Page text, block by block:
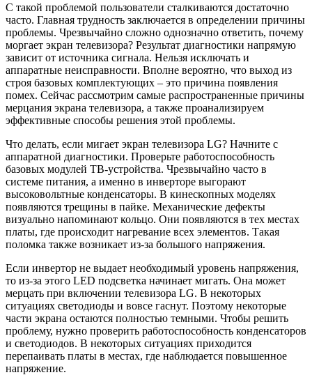
С такой проблемой пользователи сталкиваются достаточно
часто. Главная трудность заключается в определении причины
проблемы. Чрезвычайно сложно однозначно ответить, почему
моргает экран телевизора? Результат диагностики напрямую
зависит от источника сигнала. Нельзя исключать и
аппаратные неисправности. Вполне вероятно, что выход из
строя базовых комплектующих – это причина появления
помех. Сейчас рассмотрим самые распространенные причины
мерцания экрана телевизора, а также проанализируем
эффективные способы решения этой проблемы.
Что делать, если мигает экран телевизора LG? Начните с
аппаратной диагностики. Проверьте работоспособность
базовых модулей ТВ-устройства. Чрезвычайно часто в
системе питания, а именно в инверторе выгорают
высоковольтные конденсаторы. В кинескопных моделях
появляются трещины в пайке. Механические дефекты
визуально напоминают кольцо. Они появляются в тех местах
платы, где происходит нагревание всех элементов. Такая
поломка также возникает из-за большого напряжения.
Если инвертор не выдает необходимый уровень напряжения,
то из-за этого LED подсветка начинает мигать. Она может
мерцать при включении телевизора LG. В некоторых
ситуациях светодиоды и вовсе гаснут. Поэтому некоторые
части экрана остаются полностью темными. Чтобы решить
проблему, нужно проверить работоспособность конденсаторов
и светодиодов. В некоторых ситуациях приходится
перепаивать платы в местах, где наблюдается повышенное
напряжение.